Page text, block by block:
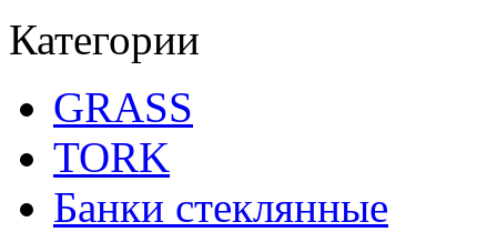
Категории
GRASS
TORK
Банки стеклянные